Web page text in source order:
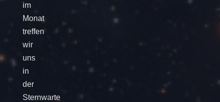
im
Monat
treffen
wir
uns
in
der
Sternwarte